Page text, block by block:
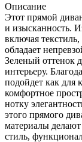
Описание
Этот прямой
и изысканность.
включая
обладает
Зеленый оттенок
интерьеру.
подойдет как для
комфортное
нотку
этого прямого
материалы
стиль,